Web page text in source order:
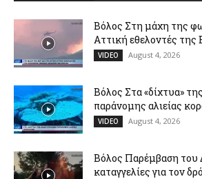
Βόλος Στη μάχη της
Αττική εθελοντές της
VIDEO August 4, 2026
Βόλος Στα «δίχτυα»
παράνομης αλιείας
VIDEO August 4, 2026
Βόλος Παρέμβαση του
καταγγελίες για τον